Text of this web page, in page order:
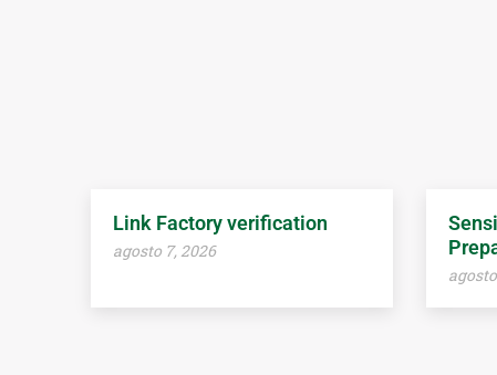
Link Factory verification
agosto 7, 2026